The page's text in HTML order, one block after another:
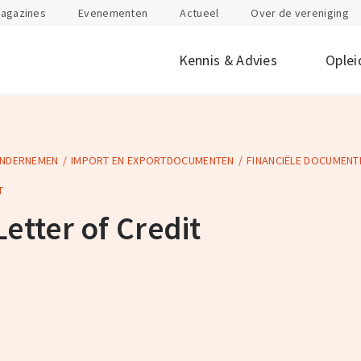
Kennis & Advies
Internationaal
Juridisch
Supply Chain Management
Btw Douane
Logistiek Management
Evenementen Actueel Over de vereniging
IMPORT EN EXPORTDOCUMENTEN FINANCIËLE
of Credit